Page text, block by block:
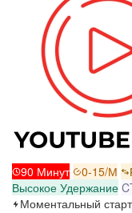
90 Минут 0-15/М
Высокое Удержание
Моментальный старт